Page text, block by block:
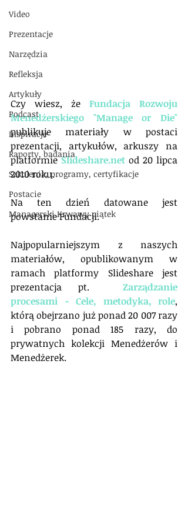
Video
Prezentacje
Narzędzia
Refleksja
Artykuły
Podcast
Inspiracje
Raporty, badania
Szkolenia, programy, certyfikacje
Postacie
Managerski Krwawy piątek
Czy wiesz, że Fundacja Rozwoju
Menedżerskiego "Manage or Die"
publikuje materiały w postaci
prezentacji, artykułów, arkuszy na
platformie Slideshare.net od 20 lipca
2010 roku.
Na ten dzień datowane jest
powstanie Fundacji.
Najpopularniejszym z naszych
materiałów, opublikowanym w
ramach platformy Slideshare jest
prezentacja pt. Zarządzanie
procesami - Cele, metodyka, role,
którą obejrzano już ponad 20 007 razy
i pobrano ponad 185 razy, do
prywatnych kolekcji Menedżerów i
Menedżerek.